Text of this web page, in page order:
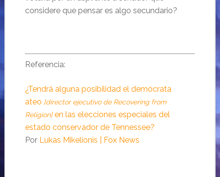
considere que pensar es algo secundario?
Referencia:
¿Tendrá alguna posibilidad el demócrata
ateo [director ejecutivo de Recovering from
Religion]en las elecciones especiales del
estado conservador de Tennessee?
Por Lukas Mikelionis | Fox News